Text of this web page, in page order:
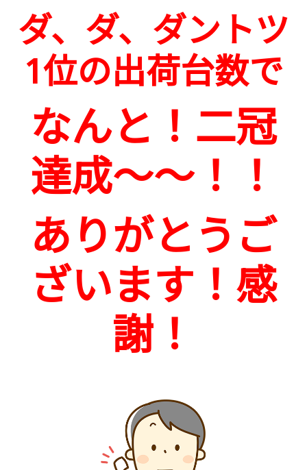
ダ、ダ、ダントツ
1位の出荷台数で
なんと！二冠
達成～～！！
ありがとうご
ざいます！感
謝！